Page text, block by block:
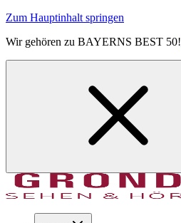
Zum Hauptinhalt springen
Wir gehören zu BAYERNS BEST 50!